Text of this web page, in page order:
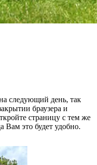
следующий день, так
браузера и
страницу с тем же
Вам это будет удобно.